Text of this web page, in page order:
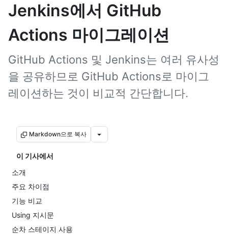
Jenkins에서 GitHub
Actions 마이그레이션
GitHub Actions 및 Jenkins는 여러 유사성
을 공유하므로 GitHub Actions로 마이그
레이션하는 것이 비교적 간단합니다.
Markdown으로 복사
이 기사에서
소개
주요 차이점
기능 비교
Using 지시문
순차 스테이지 사용